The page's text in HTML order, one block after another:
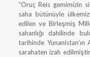
“Oruç Reis gemimizin
saha bütünüyle
edilen ve Birleşmiş
sahanlığı dahilinde
tarihinde
sarahaten izah